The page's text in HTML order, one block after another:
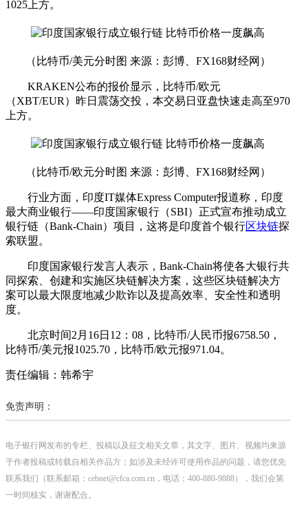
1025上方。
（比特币/美元分时图 来源：彭博、FX168财经网）
KRAKEN公布的报价显示，比特币/欧元
（XBT/EUR）昨日震荡交投，本交易日亚盘快速走高至970
上方。
（比特币/欧元分时图 来源：彭博、FX168财经网）
行业方面，印度IT媒体Express Computer报道称，印度
最大商业银行——印度国家银行（SBI）正式宣布推动成立
银行链（Bank-Chain）项目，这将是印度首个银行区块链探
索联盟。
印度国家银行发言人表示，Bank-Chain将使各大银行共
同探索、创建和实施区块链解决方案，这些区块链解决方
案可以最大限度地减少欺诈以及提高效率、安全性和透明
度。
北京时间2月16日12：08，比特币/人民币报6758.50，
比特币/美元报1025.70，比特币/欧元报971.04。
责任编辑：韩希宇
免责声明：
电子银行网发布的专栏、投稿以及征文相关文章，其文字、图片、视频均来源
于作者投稿或转载自相关作品方；如涉及未经许可使用作品的问题，请您优先
联系我们（联系邮箱：cebnet@cfca.com.cn，电话：400-880-9888），我们会第
一时间核实，谢谢配合。